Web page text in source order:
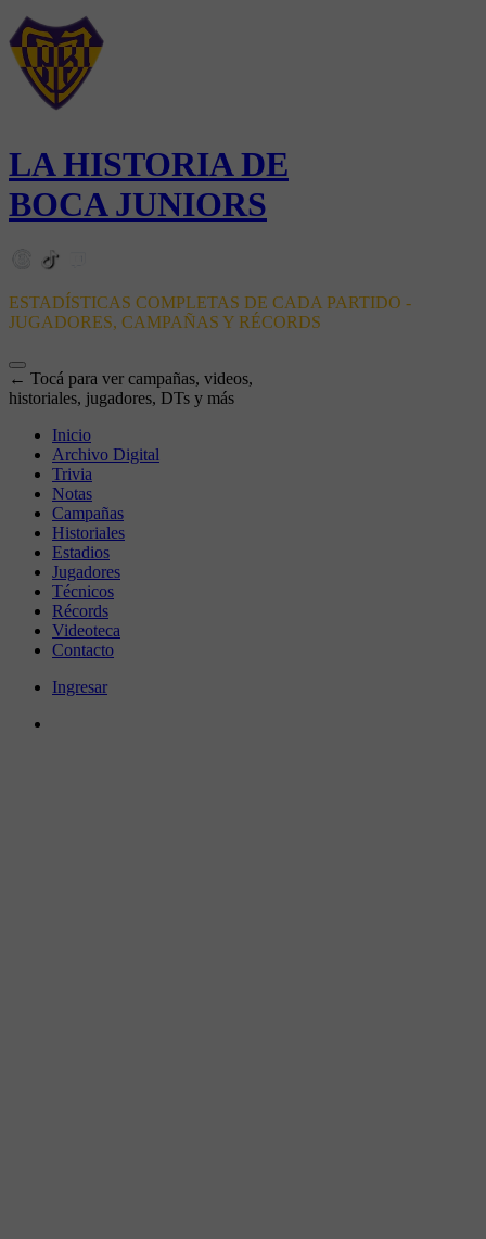
LA HISTORIA DE
BOCA JUNIORS
ESTADÍSTICAS COMPLETAS DE CADA PARTIDO -
JUGADORES, CAMPAÑAS Y RÉCORDS
← Tocá para ver campañas, videos,
historiales, jugadores, DTs y más
Inicio
Archivo Digital
Trivia
Notas
Campañas
Historiales
Estadios
Jugadores
Técnicos
Récords
Videoteca
Contacto
Ingresar